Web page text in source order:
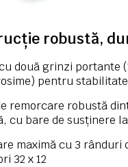
robustă,
două grinzi portante
pentru
remorcare robustă
cu bare de susținere
maximă cu 3 rânduri
32 x 12